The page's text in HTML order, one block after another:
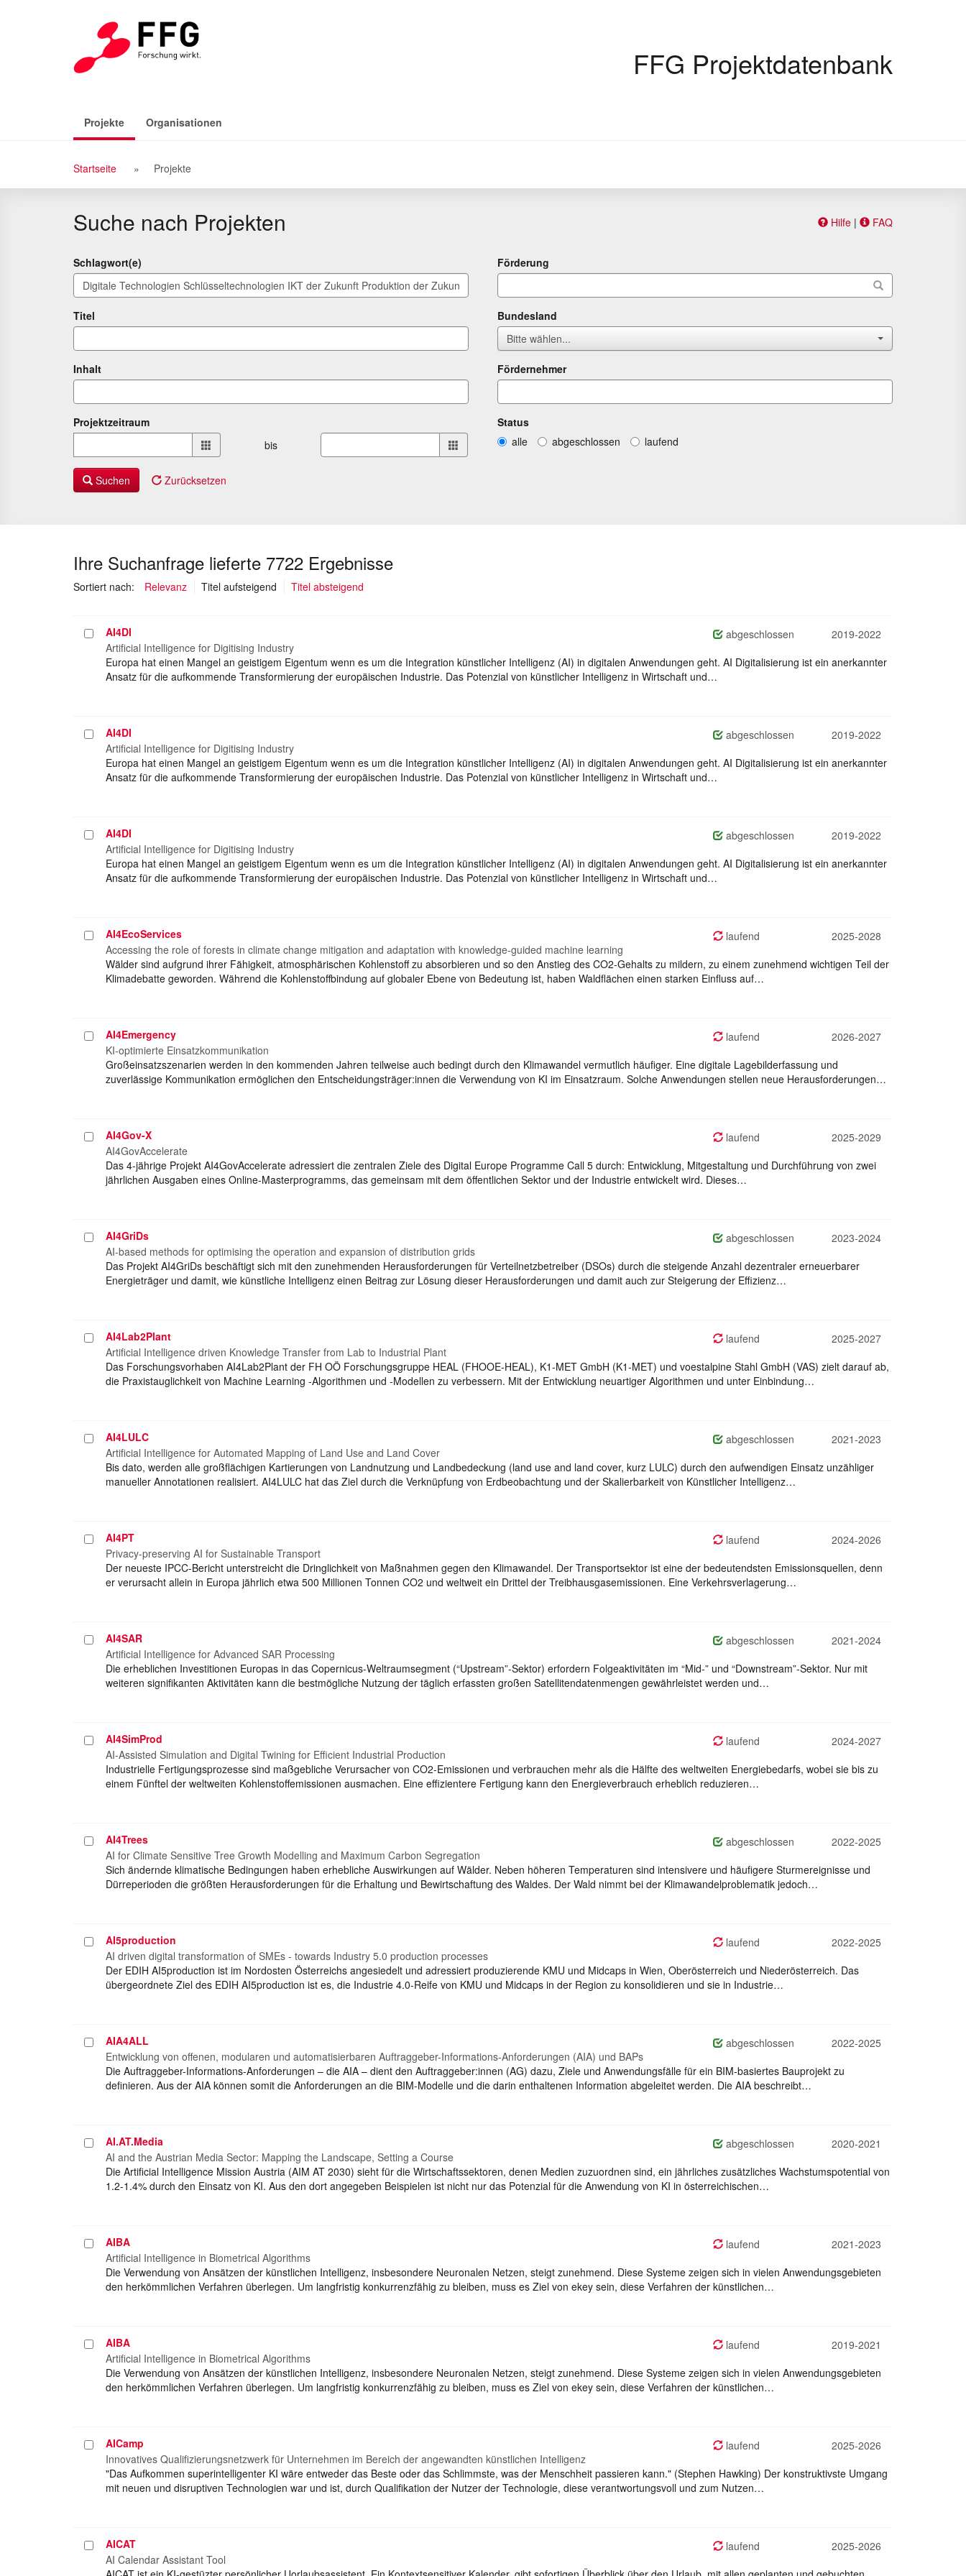
FFG Projektdatenbank
Projekte(aktiv)Organisationen
Breadcrumb
Navigation
Startseite Projekte
Suche nach Projekten Hilfe| FAQ
Schlagwort(e)
Titel
Inhalt
Projektzeitraum
von
bis
Förderung
Bundesland
Bitte wählen...
Fördernehmer
Status
alle
abgeschlossen laufend
Suchen Zurücksetzen
Ihre Suchanfrage lieferte 7722 Ergebnisse
Sortiert nach: Relevanz Titel aufsteigend (ausgewählt)
Titel absteigend
Projekt
auswählen
AI4DI abgeschlossen
2019-2022
Artificial Intelligence for Digitising Industry
Europa hat einen Mangel an geistigem Eigentum wenn es um die Integration künstlicher Intelligenz (AI) in digitalen Anwendungen geht. AI Digitalisierung ist ein anerkannter
Ansatz für die aufkommende Transformierung der europäischen Industrie. Das Potenzial von künstlicher Intelligenz in Wirtschaft und…
Projekt
auswählen
AI4DI abgeschlossen
2019-2022
Artificial Intelligence for Digitising Industry
Europa hat einen Mangel an geistigem Eigentum wenn es um die Integration künstlicher Intelligenz (AI) in digitalen Anwendungen geht. AI Digitalisierung ist ein anerkannter
Ansatz für die aufkommende Transformierung der europäischen Industrie. Das Potenzial von künstlicher Intelligenz in Wirtschaft und…
Projekt
auswählen
AI4DI abgeschlossen
2019-2022
Artificial Intelligence for Digitising Industry
Europa hat einen Mangel an geistigem Eigentum wenn es um die Integration künstlicher Intelligenz (AI) in digitalen Anwendungen geht. AI Digitalisierung ist ein anerkannter
Ansatz für die aufkommende Transformierung der europäischen Industrie. Das Potenzial von künstlicher Intelligenz in Wirtschaft und…
Projekt
auswählen
AI4EcoServices laufend
2025-2028
Accessing the role of forests in climate change mitigation and adaptation with knowledge-guided machine learning
Wälder sind aufgrund ihrer Fähigkeit, atmosphärischen Kohlenstoff zu absorbieren und so den Anstieg des CO2-Gehalts zu mildern, zu einem zunehmend wichtigen Teil der
Klimadebatte geworden. Während die Kohlenstoffbindung auf globaler Ebene von Bedeutung ist, haben Waldflächen einen starken Einfluss auf…
Projekt
auswählen
AI4Emergency laufend
2026-2027
KI-optimierte Einsatzkommunikation
Großeinsatzszenarien werden in den kommenden Jahren teilweise auch bedingt durch den Klimawandel vermutlich häufiger. Eine digitale Lagebilderfassung und
zuverlässige Kommunikation ermöglichen den Entscheidungsträger:innen die Verwendung von KI im Einsatzraum. Solche Anwendungen stellen neue Herausforderungen…
Projekt
auswählen
AI4Gov-X laufend
2025-2029
AI4GovAccelerate
Das 4-jährige Projekt AI4GovAccelerate adressiert die zentralen Ziele des Digital Europe Programme Call 5 durch: Entwicklung, Mitgestaltung und Durchführung von zwei
jährlichen Ausgaben eines Online-Masterprogramms, das gemeinsam mit dem öffentlichen Sektor und der Industrie entwickelt wird. Dieses…
Projekt
auswählen
AI4GriDs abgeschlossen
2023-2024
AI-based methods for optimising the operation and expansion of distribution grids
Das Projekt AI4GriDs beschäftigt sich mit den zunehmenden Herausforderungen für Verteilnetzbetreiber (DSOs) durch die steigende Anzahl dezentraler erneuerbarer
Energieträger und damit, wie künstliche Intelligenz einen Beitrag zur Lösung dieser Herausforderungen und damit auch zur Steigerung der Effizienz…
Projekt
auswählen
AI4Lab2Plant laufend
2025-2027
Artificial Intelligence driven Knowledge Transfer from Lab to Industrial Plant
Das Forschungsvorhaben AI4Lab2Plant der FH OÖ Forschungsgruppe HEAL (FHOOE-HEAL), K1-MET GmbH (K1-MET) und voestalpine Stahl GmbH (VAS) zielt darauf ab,
die Praxistauglichkeit von Machine Learning -Algorithmen und -Modellen zu verbessern. Mit der Entwicklung neuartiger Algorithmen und unter Einbindung…
Projekt
auswählen
AI4LULC abgeschlossen
2021-2023
Artificial Intelligence for Automated Mapping of Land Use and Land Cover
Bis dato, werden alle großflächigen Kartierungen von Landnutzung und Landbedeckung (land use and land cover, kurz LULC) durch den aufwendigen Einsatz unzähliger
manueller Annotationen realisiert. AI4LULC hat das Ziel durch die Verknüpfung von Erdbeobachtung und der Skalierbarkeit von Künstlicher Intelligenz…
Projekt
auswählen
AI4PT laufend
2024-2026
Privacy-preserving AI for Sustainable Transport
Der neueste IPCC-Bericht unterstreicht die Dringlichkeit von Maßnahmen gegen den Klimawandel. Der Transportsektor ist eine der bedeutendsten Emissionsquellen, denn
er verursacht allein in Europa jährlich etwa 500 Millionen Tonnen CO2 und weltweit ein Drittel der Treibhausgasemissionen. Eine Verkehrsverlagerung…
Projekt
auswählen
AI4SAR abgeschlossen
2021-2024
Artificial Intelligence for Advanced SAR Processing
Die erheblichen Investitionen Europas in das Copernicus-Weltraumsegment (“Upstream”-Sektor) erfordern Folgeaktivitäten im “Mid-” und “Downstream”-Sektor. Nur mit
weiteren signifikanten Aktivitäten kann die bestmögliche Nutzung der täglich erfassten großen Satellitendatenmengen gewährleistet werden und…
Projekt
auswählen
AI4SimProd laufend
2024-2027
AI-Assisted Simulation and Digital Twining for Efficient Industrial Production
Industrielle Fertigungsprozesse sind maßgebliche Verursacher von CO2-Emissionen und verbrauchen mehr als die Hälfte des weltweiten Energiebedarfs, wobei sie bis zu
einem Fünftel der weltweiten Kohlenstoffemissionen ausmachen. Eine effizientere Fertigung kann den Energieverbrauch erheblich reduzieren…
Projekt
auswählen
AI4Trees abgeschlossen
2022-2025
AI for Climate Sensitive Tree Growth Modelling and Maximum Carbon Segregation
Sich ändernde klimatische Bedingungen haben erhebliche Auswirkungen auf Wälder. Neben höheren Temperaturen sind intensivere und häufigere Sturmereignisse und
Dürreperioden die größten Herausforderungen für die Erhaltung und Bewirtschaftung des Waldes. Der Wald nimmt bei der Klimawandelproblematik jedoch…
Projekt
auswählen
AI5production laufend
2022-2025
AI driven digital transformation of SMEs - towards Industry 5.0 production processes
Der EDIH AI5production ist im Nordosten Österreichs angesiedelt und adressiert produzierende KMU und Midcaps in Wien, Oberösterreich und Niederösterreich. Das
übergeordnete Ziel des EDIH AI5production ist es, die Industrie 4.0-Reife von KMU und Midcaps in der Region zu konsolidieren und sie in Industrie…
Projekt
auswählen
AIA4ALL abgeschlossen
2022-2025
Entwicklung von offenen, modularen und automatisierbaren Auftraggeber-Informations-Anforderungen (AIA) und BAPs
Die Auftraggeber-Informations-Anforderungen – die AIA – dient den Auftraggeber:innen (AG) dazu, Ziele und Anwendungsfälle für ein BIM-basiertes Bauprojekt zu
definieren. Aus der AIA können somit die Anforderungen an die BIM-Modelle und die darin enthaltenen Information abgeleitet werden. Die AIA beschreibt…
Projekt
auswählen
AI.AT.Media abgeschlossen
2020-2021
AI and the Austrian Media Sector: Mapping the Landscape, Setting a Course
Die Artificial Intelligence Mission Austria (AIM AT 2030) sieht für die Wirtschaftssektoren, denen Medien zuzuordnen sind, ein jährliches zusätzliches Wachstumspotential von
1.2-1.4% durch den Einsatz von KI. Aus den dort angegeben Beispielen ist nicht nur das Potenzial für die Anwendung von KI in österreichischen…
Projekt
auswählen
AIBA laufend
2021-2023
Artificial Intelligence in Biometrical Algorithms
Die Verwendung von Ansätzen der künstlichen Intelligenz, insbesondere Neuronalen Netzen, steigt zunehmend. Diese Systeme zeigen sich in vielen Anwendungsgebieten
den herkömmlichen Verfahren überlegen. Um langfristig konkurrenzfähig zu bleiben, muss es Ziel von ekey sein, diese Verfahren der künstlichen…
Projekt
auswählen
AIBA laufend
2019-2021
Artificial Intelligence in Biometrical Algorithms
Die Verwendung von Ansätzen der künstlichen Intelligenz, insbesondere Neuronalen Netzen, steigt zunehmend. Diese Systeme zeigen sich in vielen Anwendungsgebieten
den herkömmlichen Verfahren überlegen. Um langfristig konkurrenzfähig zu bleiben, muss es Ziel von ekey sein, diese Verfahren der künstlichen…
Projekt
auswählen
AICamp laufend
2025-2026
Innovatives Qualifizierungsnetzwerk für Unternehmen im Bereich der angewandten künstlichen Intelligenz
"Das Aufkommen superintelligenter KI wäre entweder das Beste oder das Schlimmste, was der Menschheit passieren kann." (Stephen Hawking) Der konstruktivste Umgang
mit neuen und disruptiven Technologien war und ist, durch Qualifikation der Nutzer der Technologie, diese verantwortungsvoll und zum Nutzen…
Projekt
auswählen
AICAT laufend
2025-2026
AI Calendar Assistant Tool